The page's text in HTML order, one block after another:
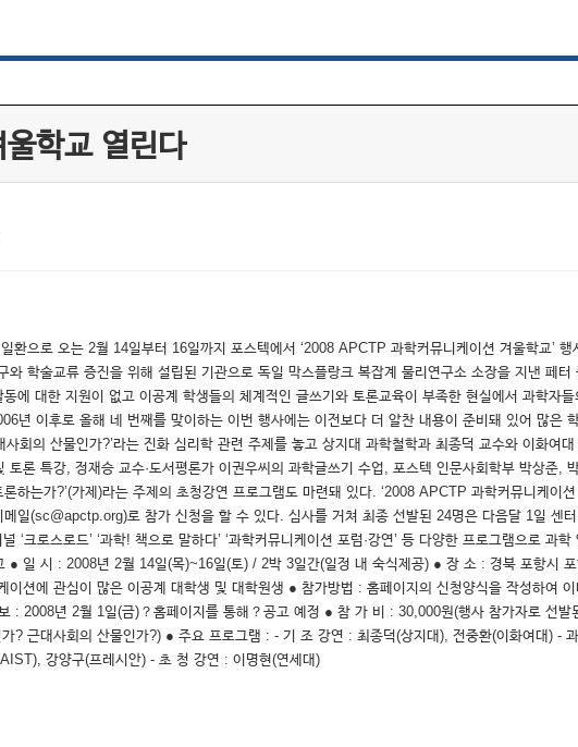
학교 열린다
으로 오는 2월 14일부터 16일까지 포스텍에서 ‘2008 APCTP 과학커뮤니케이션 겨울학교’
학술교류 증진을 위해 설립된 기관으로 독일 막스플랑크 복잡계 물리연구소 소장을 지낸 페
에 대한 지원이 없고 이공계 학생들의 체계적인 글쓰기와 토론교육이 부족한 현실에서 과학자
년 이후로 올해 네 번째를 맞이하는 이번 행사에는 이전보다 더 알찬 내용이 준비돼 있어 많은
회의 산물인가?’라는 진화 심리학 관련 주제를 놓고 상지대 과학철학과 최종덕 교수와 이화여
론 특강, 정재승 교수·도서평론가 이권우씨의 과학글쓰기 수업, 포스텍 인문사회학부 박상준,
하는가?’(가제)라는 주제의 초청강연 프로그램도 마련돼 있다. ‘2008 APCTP 과학커뮤니케이
일(sc@apctp.org)로 참가 신청을 할 수 있다. 심사를 거쳐 최종 선발된 24명은 다음달 1일 센
‘크로스로드’ ‘과학! 책으로 말하다’ ‘과학커뮤니케이션 포럼·강연’ 등 다양한 프로그램으로
일 시 : 2008년 2월 14일(목)~16일(토) / 2박 3일간(일정 내 숙식제공) ● 장 소 : 경북 포항시
션에 관심이 많은 이공계 대학생 및 대학원생 ● 참가방법 : 홈페이지의 신청양식을 작성하여
2008년 2월 1일(금)？홈페이지를 통해？공고 예정 ● 참 가 비 : 30,000원(행사 참가자로 선
근대사회의 산물인가?) ● 주요 프로그램 : - 기 조 강연 : 최종덕(상지대), 전중환(이화여대) -
강양구(프레시안) - 초 청 강연 : 이명현(연세대)